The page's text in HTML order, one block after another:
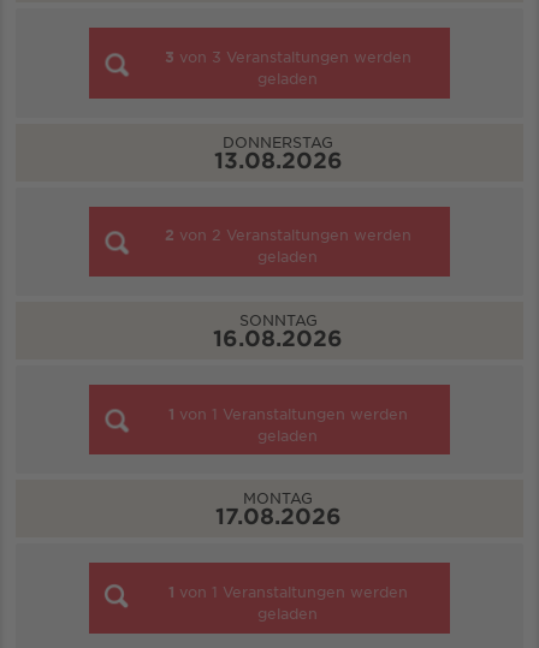
3 von 3 Veranstaltungen werden
geladen
DONNERSTAG
13.08.2026
2 von 2 Veranstaltungen werden
geladen
SONNTAG
16.08.2026
1 von 1 Veranstaltungen werden
geladen
MONTAG
17.08.2026
1 von 1 Veranstaltungen werden
geladen